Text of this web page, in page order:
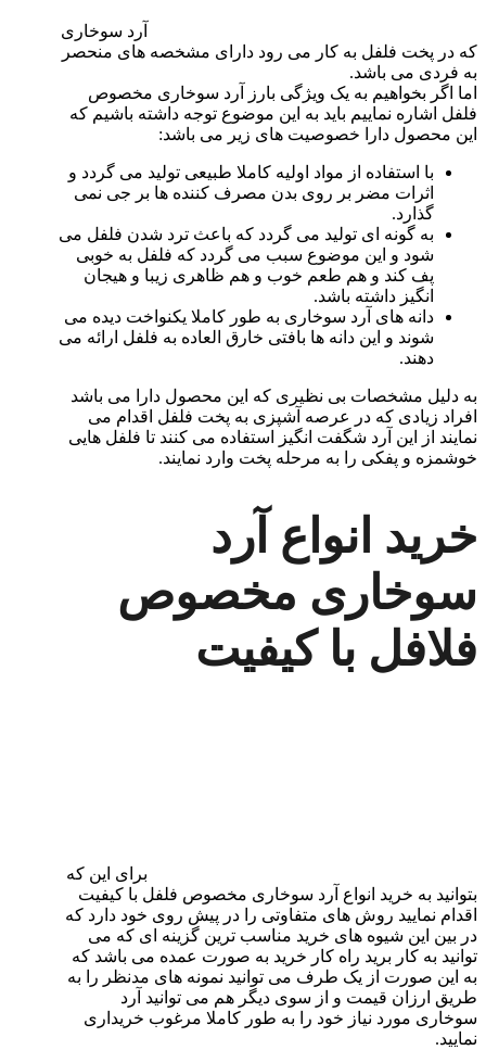
آرد سوخاری
که در پخت فلفل به کار می رود دارای مشخصه های منحصر
به فردی می باشد.
اما اگر بخواهیم به یک ویژگی بارز آرد سوخاری مخصوص
فلفل اشاره نماییم باید به این موضوع توجه داشته باشیم که
این محصول دارا خصوصیت های زیر می باشد:
با استفاده از مواد اولیه کاملا طبیعی تولید می گردد و
اثرات مضر بر روی بدن مصرف کننده ها بر جی نمی
گذارد.
به گونه ای تولید می گردد که باعث ترد شدن فلفل می
شود و این موضوع سبب می گردد که فلفل به خوبی
پف کند و هم طعم خوب و هم ظاهری زیبا و هیجان
انگیز داشته باشد.
دانه های آرد سوخاری به طور کاملا یکنواخت دیده می
شوند و این دانه ها بافتی خارق العاده به فلفل ارائه می
دهند.
به دلیل مشخصات بی نظیری که این محصول دارا می باشد
افراد زیادی که در عرصه آشپزی به پخت فلفل اقدام می
نمایند از این آرد شگفت انگیز استفاده می کنند تا فلفل هایی
خوشمزه و پفکی را به مرحله پخت وارد نمایند.
خرید انواع آرد
سوخاری مخصوص
فلافل با کیفیت
برای این که
بتوانید به خرید انواع آرد سوخاری مخصوص فلفل با کیفیت
اقدام نمایید روش های متفاوتی را در پیش روی خود دارد که
در بین این شیوه های خرید مناسب ترین گزینه ای که می
توانید به کار برید راه کار خرید به صورت عمده می باشد که
به این صورت از یک طرف می توانید نمونه های مدنظر را به
طریق ارزان قیمت و از سوی دیگر هم می توانید آرد
سوخاری مورد نیاز خود را به طور کاملا مرغوب خریداری
نمایید.